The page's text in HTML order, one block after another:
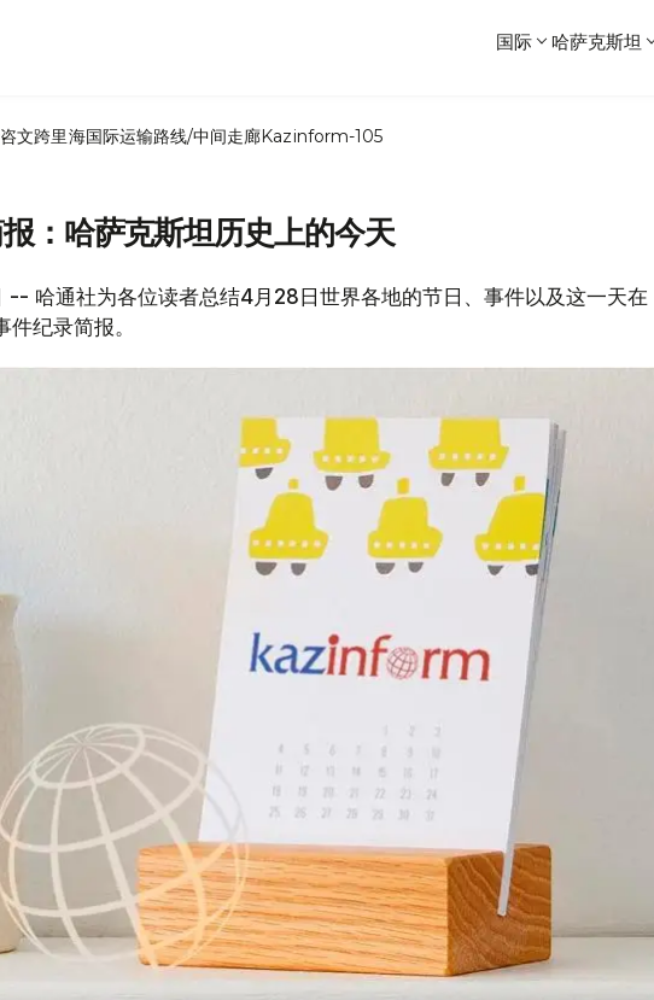
国际 哈萨克斯坦
文跨里海国际运输路线/中间走廊Kazinform-105
：哈萨克斯坦历史上的今天
哈通社为各位读者总结4月28日世界各地的节日、事件以及这一天在
纪录简报。